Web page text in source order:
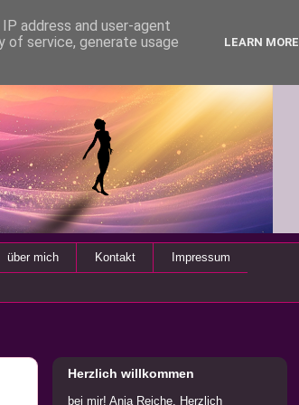
über mich Kontakt Impressum
Herzlich willkommen
bei mir! Anja Reiche. Herzlich
address and user-agent
of service, generate usage
LEARN MORE